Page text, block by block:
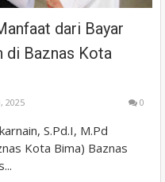
dari Bayar
di Baznas Kota
2025 0
S.Pd.I, M.Pd
Kota Bima) Baznas